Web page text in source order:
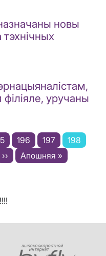
новы
уручаны
Старонка
196 Старонка
197
Current
198
Next
››
Last
Апошняя »